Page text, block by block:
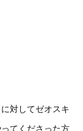
対してゼオスキ
てくださった方